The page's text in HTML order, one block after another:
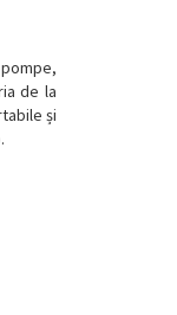
de la
și